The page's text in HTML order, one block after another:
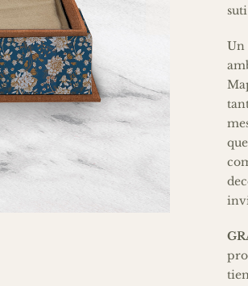
Un